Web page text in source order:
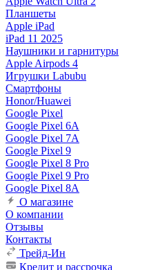
Планшеты
Apple iPad
iPad 11 2025
Наушники и гарнитуры
Apple Airpods 4
Игрушки Labubu
Смартфоны
Honor/Huawei
Google Pixel
Google Pixel 6A
Google Pixel 7А
Google Pixel 9
Google Pixel 8 Pro
Google Pixel 9 Pro
Google Pixel 8A
О магазине
О компании
Отзывы
Контакты
Трейд-Ин
Кредит и рассрочка